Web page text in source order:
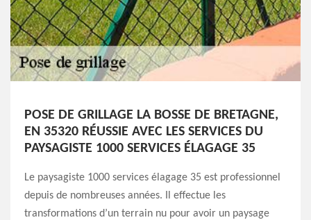
POSE DE GRILLAGE LA BOSSE DE BRETAGNE,
EN 35320 RÉUSSIE AVEC LES SERVICES DU
PAYSAGISTE 1000 SERVICES ÉLAGAGE 35
Le paysagiste 1000 services élagage 35 est professionnel
depuis de nombreuses années. Il effectue les
transformations d’un terrain nu pour avoir un paysage